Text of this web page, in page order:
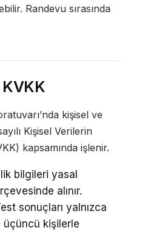
Randevu sırasında
kişisel ve
Kişisel Verilerin
kapsamında işlenir.
bilgileri yasal
alınır.
sonuçları yalnızca
üçüncü kişilerle